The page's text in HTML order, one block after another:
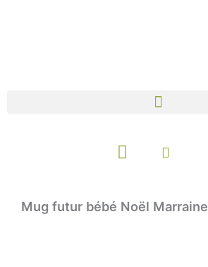
Panier
Mug futur bébé Noël Marraine